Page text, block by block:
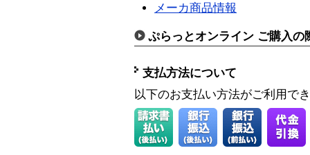
メーカ商品情報
ぷらっとオンライン ご購入の
支払方法について
以下のお支払い方法がご利用で